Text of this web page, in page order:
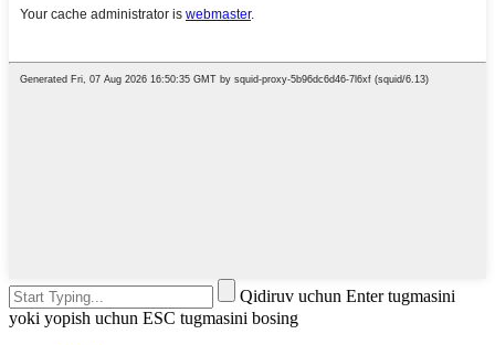
Qidiruv uchun Enter tugmasini
yoki yopish uchun ESC tugmasini bosing